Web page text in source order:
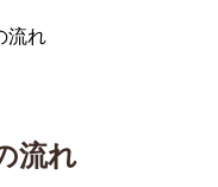
流れ
流れ